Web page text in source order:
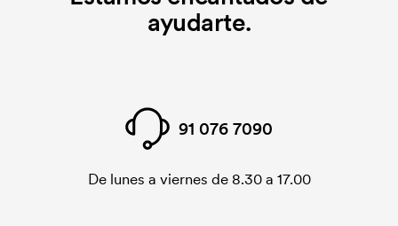
ayudarte.
91 076 7090
De lunes a viernes de 8.30 a 17.00